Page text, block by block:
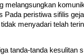
melangsungkan
Pada peristiwa sifilis
menyadari telah
tanda-tanda kesulitan